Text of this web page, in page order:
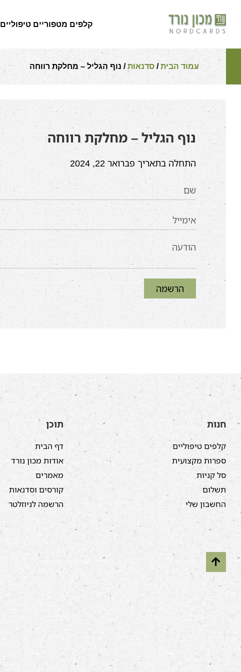
קלפים מטפוריים טיפוליים
עמוד הבית/ סדנאות/ נוף הגליל – מחלקת רווחה
נוף הגליל – מחלקת רווחה
התחלה בתאריך פברואר 22, 2024
הרשמה
חנות
קלפים טיפוליים
ספרות מקצועית
סל קניות
תשלום
החשבון שלי
תוכן
דף הבית
אודות מכון נורד
מאמרים
קורסים וסדנאות
הרשמה לניוזלטר